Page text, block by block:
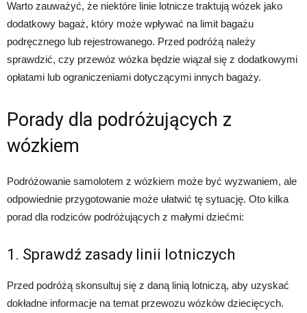
Warto zauważyć, że niektóre linie lotnicze traktują wózek jako
dodatkowy bagaż, który może wpływać na limit bagażu
podręcznego lub rejestrowanego. Przed podróżą należy
sprawdzić, czy przewóz wózka będzie wiązał się z dodatkowymi
opłatami lub ograniczeniami dotyczącymi innych bagaży.
Porady dla podróżujących z
wózkiem
Podróżowanie samolotem z wózkiem może być wyzwaniem, ale
odpowiednie przygotowanie może ułatwić tę sytuację. Oto kilka
porad dla rodziców podróżujących z małymi dziećmi:
1. Sprawdź zasady linii lotniczych
Przed podróżą skonsultuj się z daną linią lotniczą, aby uzyskać
dokładne informacje na temat przewozu wózków dziecięcych.